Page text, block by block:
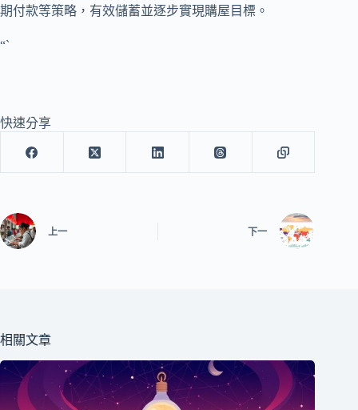
期付款等策略，有效儲蓄並逐步實現購屋目標。
“`
快速分享
上一 下一
相關文章